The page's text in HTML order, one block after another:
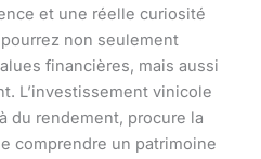
et une réelle curiosité
non seulement
financières, mais aussi
L’investissement vinicole
du rendement, procure la
comprendre un patrimoine